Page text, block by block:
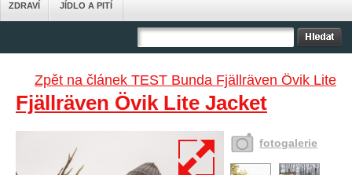
ZDRAVÍ JÍDLO A PITÍ
Zpět na článek TEST Bunda Fjällräven Övik Lite
Fjällräven Övik Lite Jacket
fotogalerie